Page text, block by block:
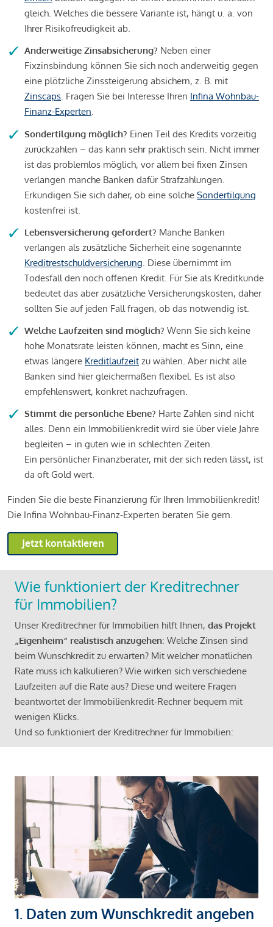
gleich. Welches die bessere Variante ist, hängt u. a. von
Ihrer Risikofreudigkeit ab.
Anderweitige Zinsabsicherung? Neben einer
Fixzinsbindung können Sie sich noch anderweitig gegen
eine plötzliche Zinssteigerung absichern, z. B. mit
Zinscaps. Fragen Sie bei Interesse Ihren Infina Wohnbau-
Finanz-Experten.
Sondertilgung möglich? Einen Teil des Kredits vorzeitig
zurückzahlen – das kann sehr praktisch sein. Nicht immer
ist das problemlos möglich, vor allem bei fixen Zinsen
verlangen manche Banken dafür Strafzahlungen.
Erkundigen Sie sich daher, ob eine solche Sondertilgung
kostenfrei ist.
Lebensversicherung gefordert? Manche Banken
verlangen als zusätzliche Sicherheit eine sogenannte
Kreditrestschuldversicherung. Diese übernimmt im
Todesfall den noch offenen Kredit. Für Sie als Kreditkunde
bedeutet das aber zusätzliche Versicherungskosten, daher
sollten Sie auf jeden Fall fragen, ob das notwendig ist.
Welche Laufzeiten sind möglich? Wenn Sie sich keine
hohe Monatsrate leisten können, macht es Sinn, eine
etwas längere Kreditlaufzeit zu wählen. Aber nicht alle
Banken sind hier gleichermaßen flexibel. Es ist also
empfehlenswert, konkret nachzufragen.
Stimmt die persönliche Ebene? Harte Zahlen sind nicht
alles. Denn ein Immobilienkredit wird sie über viele Jahre
begleiten – in guten wie in schlechten Zeiten.
Ein persönlicher Finanzberater, mit der sich reden lässt, ist
da oft Gold wert.
Finden Sie die beste Finanzierung für Ihren Immobilienkredit!
Die Infina Wohnbau-Finanz-Experten beraten Sie gern.
Jetzt kontaktieren
Wie funktioniert der Kreditrechner
für Immobilien?
Unser Kreditrechner für Immobilien hilft Ihnen, das Projekt
„Eigenheim“ realistisch anzugehen: Welche Zinsen sind
beim Wunschkredit zu erwarten? Mit welcher monatlichen
Rate muss ich kalkulieren? Wie wirken sich verschiedene
Laufzeiten auf die Rate aus? Diese und weitere Fragen
beantwortet der Immobilienkredit-Rechner bequem mit
wenigen Klicks.
Und so funktioniert der Kreditrechner für Immobilien:
1. Daten zum Wunschkredit angeben